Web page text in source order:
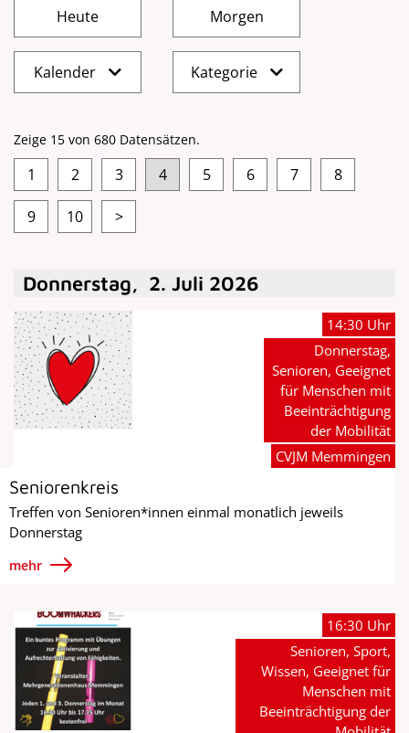
Kalender Kategorie
Zeige 15 von 680 Datensätzen.
1 2 3 4 5 6 7 8
9 10 >
Donnerstag, 2. Juli 2026
Seniorenkreis
Treffen von Senioren*innen einmal monatlich jeweils
Donnerstag
mehr
14:30 Uhr
Donnerstag,
Senioren, Geeignet
für Menschen mit
Beeinträchtigung
der Mobilität
CVJM Memmingen
16:30 Uhr
Senioren, Sport,
Wissen, Geeignet für
Menschen mit
Beeinträchtigung der